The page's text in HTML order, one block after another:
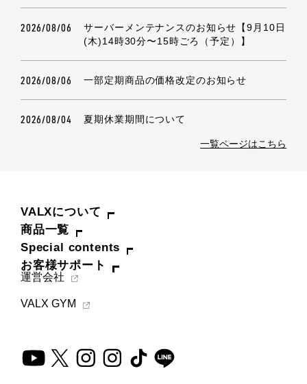
2026/08/06
サーバーメンテナンスのお知らせ【9月10日
(木)14時30分〜15時ごろ（予定）】
2026/08/06 一部定期商品の価格改定のお知らせ
2026/08/04 夏期休業期間について
一覧ページはこちら
VALXについて
商品一覧
Special contents
お客様サポート
運営会社
VALX GYM